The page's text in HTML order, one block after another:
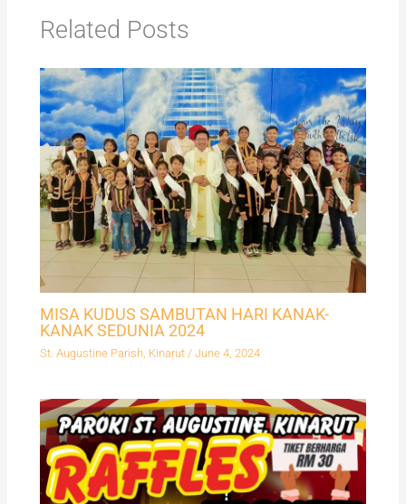
Related Posts
MISA KUDUS SAMBUTAN HARI KANAK-
KANAK SEDUNIA 2024
St. Augustine Parish, Kinarut /June 4, 2024